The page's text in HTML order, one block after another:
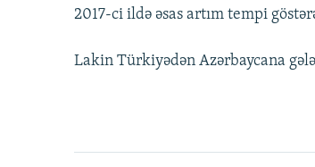
2017-ci ildə əsas artım tempi
Lakin Türkiyədən Azərbaycana